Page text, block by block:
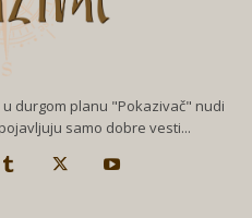
durgom planu "Pokazivač" nudi
samo dobre vesti...